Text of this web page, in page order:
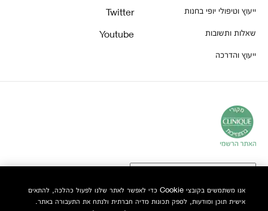
ייעוץ וטיפולי יופי בחנות
שאלות ותשובות
ייעוץ והדרכה
Twitter
Youtube
אנו משתמשים בקובצי Cookie כדי לאפשר לאתר שלנו לפעול כהלכה, להתאים
אישית תוכן ומודעות, לספק תכונות מדיה חברתית ולנתח את התעבורה באתר.